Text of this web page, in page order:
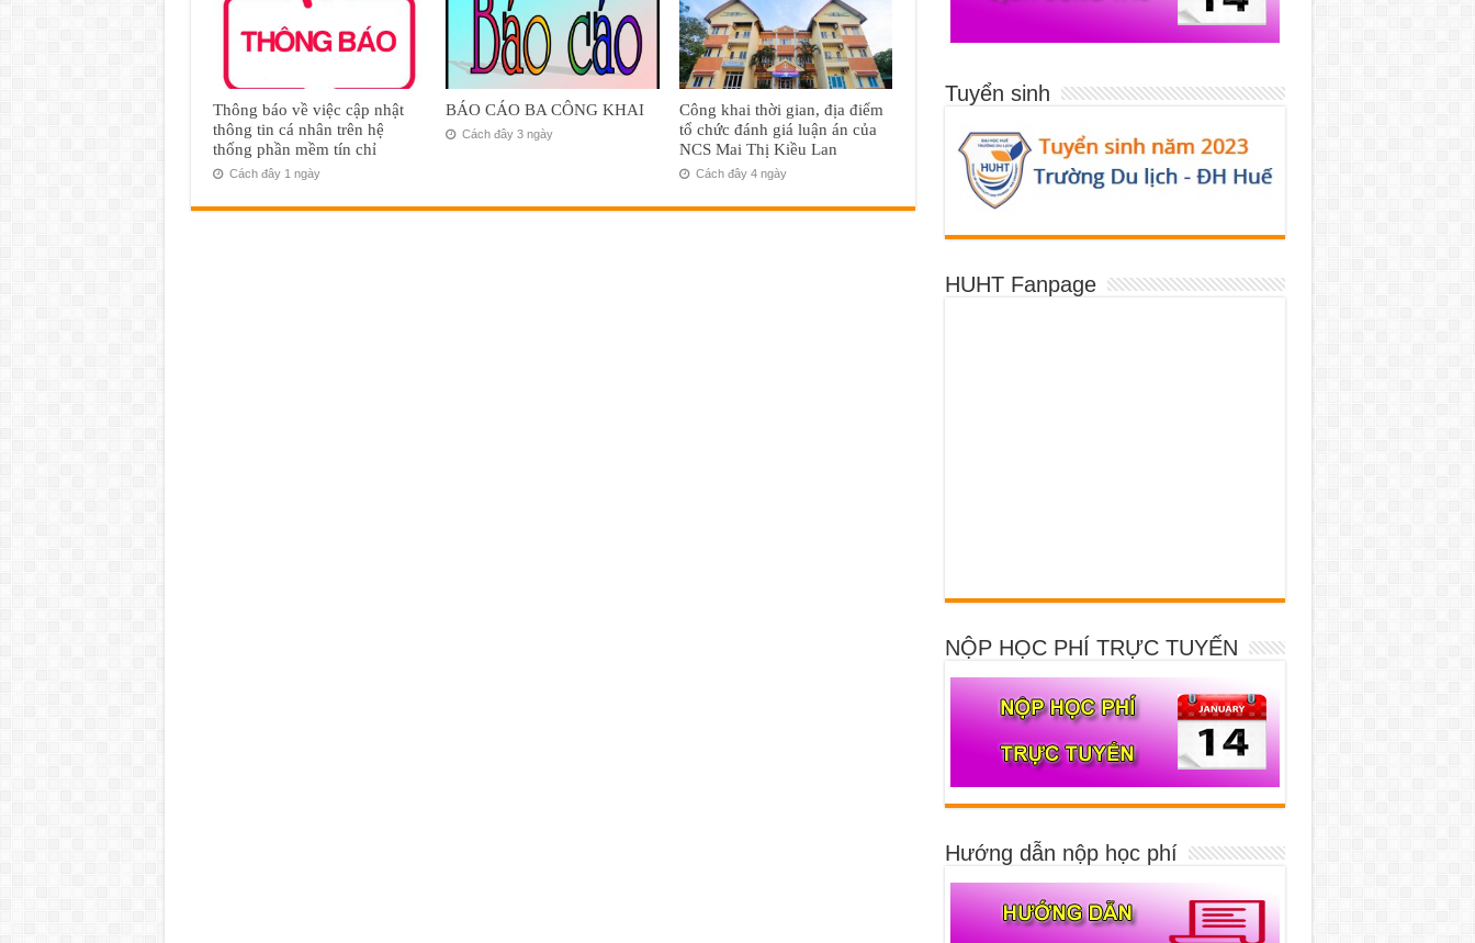
sạn” – thuộc dự án VIBE 2
30 Tháng Mười Hai, 2024
Thông báo về việc cập nhật
thông tin cá nhân trên hệ
thống phần mềm tín chỉ
Cách đây 1 ngày
BÁO CÁO BA CÔNG KHAI
Cách đây 3 ngày
Công khai thời gian, địa điểm
tổ chức đánh giá luận án của
NCS Mai Thị Kiều Lan
Cách đây 4 ngày
Tuyển sinh
HUHT Fanpage
NỘP HỌC PHÍ TRỰC TUYẾN
Hướng dẫn nộp học phí